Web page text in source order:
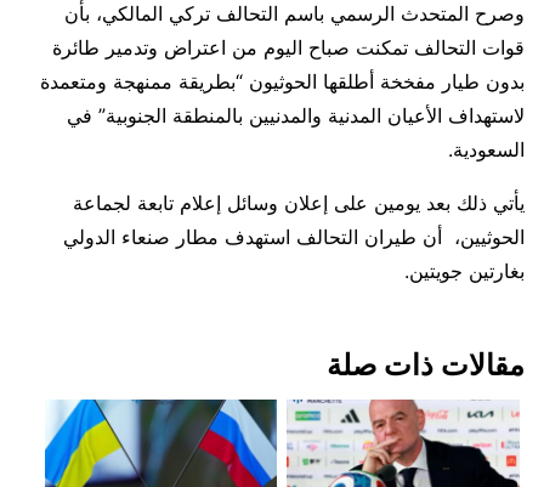
وصرح المتحدث الرسمي باسم التحالف تركي المالكي، بأن
قوات التحالف تمكنت صباح اليوم من اعتراض وتدمير طائرة
بدون طيار مفخخة أطلقها الحوثيون “بطريقة ممنهجة ومتعمدة
لاستهداف الأعيان المدنية والمدنيين بالمنطقة الجنوبية” في
السعودية.
يأتي ذلك بعد يومين على إعلان وسائل إعلام تابعة لجماعة
الحوثيين، أن طيران التحالف استهدف مطار صنعاء الدولي
بغارتين جويتين.
مقالات ذات صلة